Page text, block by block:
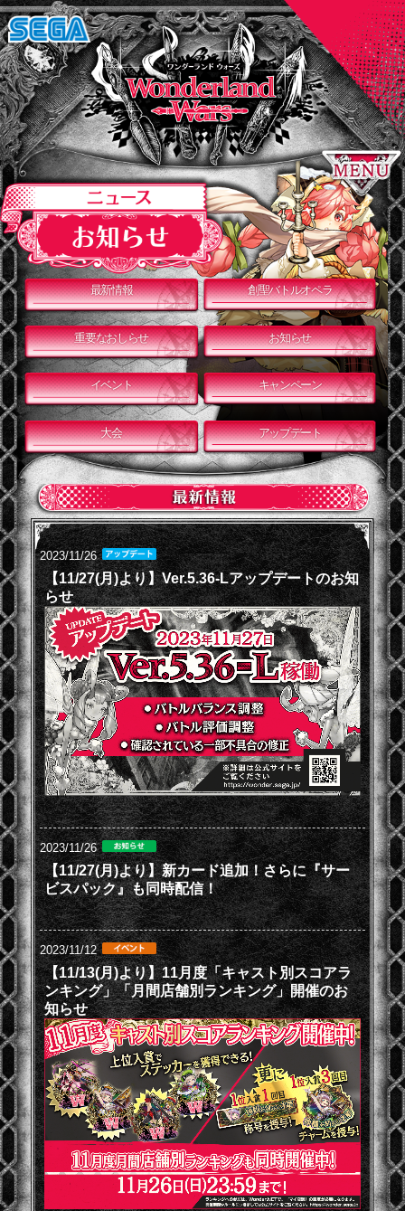
最新情報 創聖バトルオペラ
重要なおしらせ お知らせ
イベント キャンペーン
大会 アップデート
2023/11/26
【11/27(月)より】Ver.5.36-Lアップデートのお知
らせ
2023/11/26
【11/27(月)より】新カード追加！さらに『サー
ビスパック』も同時配信！
2023/11/12
【11/13(月)より】11月度「キャスト別スコアラ
ンキング」「月間店舗別ランキング」開催のお
知らせ